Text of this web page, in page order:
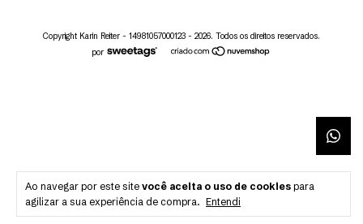
Ao navegar por este site você aceita o uso de cookies para
agilizar a sua experiência de compra. Entendi
Copyright Karin Reiter - 14981057000123 - 2026. Todos os direitos reservados.
por